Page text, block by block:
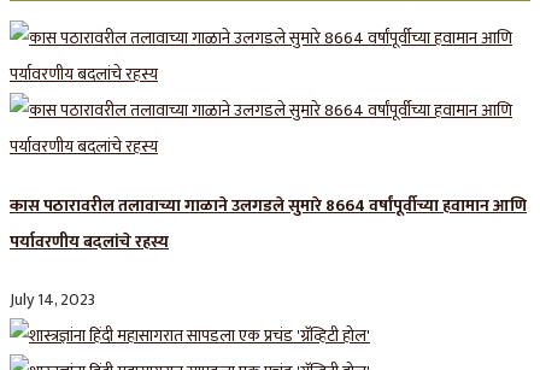
कास पठारावरील तलावाच्या गाळाने उलगडले सुमारे 8664 वर्षांपूर्वीच्या हवामान आणि
पर्यावरणीय बदलांचे रहस्य
July 14, 2023